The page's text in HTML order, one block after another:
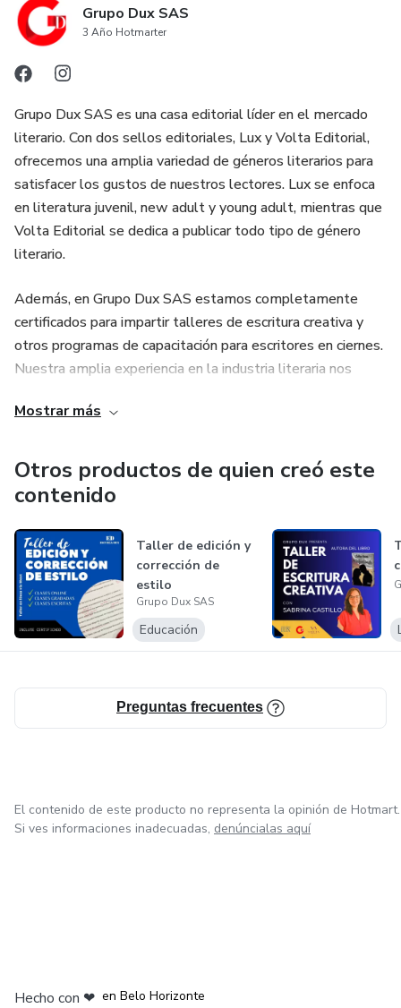
Grupo Dux SAS
3 Año Hotmarter
Grupo Dux SAS es una casa editorial líder en el mercado
literario. Con dos sellos editoriales, Lux y Volta Editorial,
ofrecemos una amplia variedad de géneros literarios para
satisfacer los gustos de nuestros lectores. Lux se enfoca
en literatura juvenil, new adult y young adult, mientras que
Volta Editorial se dedica a publicar todo tipo de género
literario.
Además, en Grupo Dux SAS estamos completamente
certificados para impartir talleres de escritura creativa y
otros programas de capacitación para escritores en ciernes.
Nuestra amplia experiencia en la industria literaria nos
educativo de calidad, donde pueden aprender y mejorar sus
Síguenos en nuestras redes sociales para mantenerte al
día con nuestras novedades y descubrir nuestras
publicaciones más recientes. Estamos comprometidos en
fomentar la lectura y la escritura creativa en nuestra
comunidad y más allá. ¡Únete a nosotros y descubre el
mundo de la literatura en Grupo Dux SAS!
Mostrar más
Otros productos de quien creó este
contenido
Taller de edición y
corrección de
estilo
Grupo Dux SAS
Educación
Preguntas frecuentes
El contenido de este producto no representa la opinión de Hotmart.
Si ves informaciones inadecuadas, denúncialas aquí
Hecho con ❤ en Belo Horizonte